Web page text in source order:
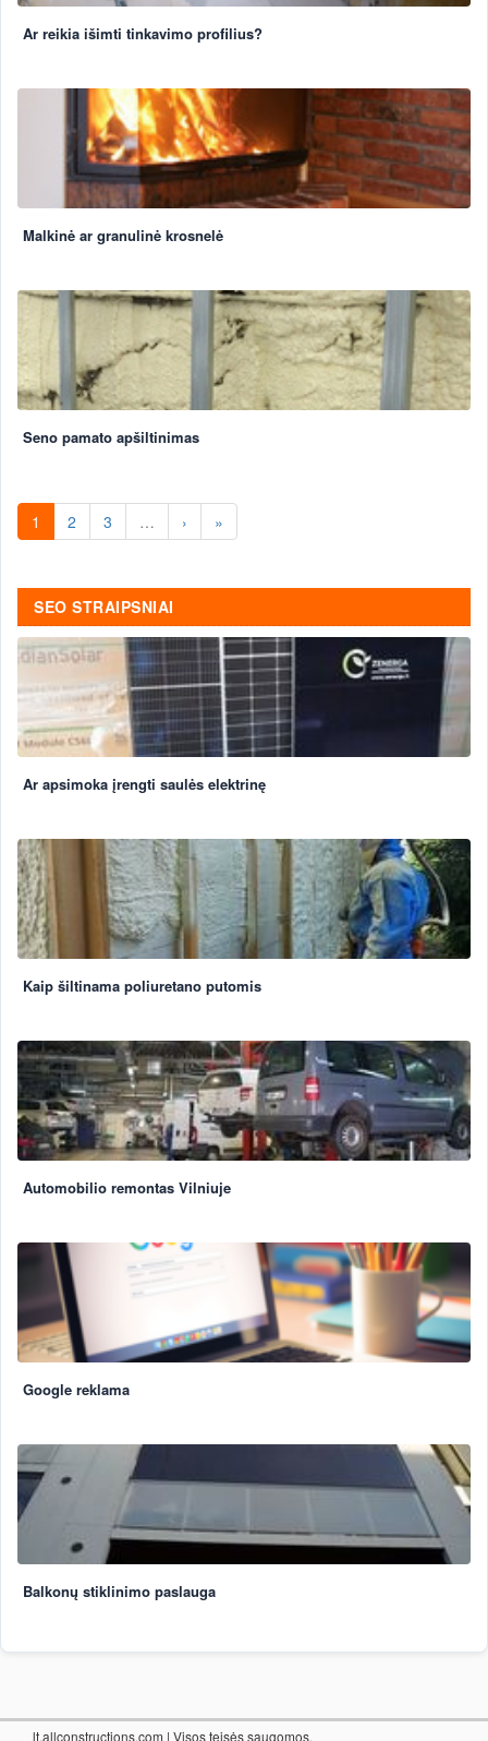
Ar reikia išimti tinkavimo profilius?
Malkinė ar granulinė krosnelė
Seno pamato apšiltinimas
1 2 3 … › »
SEO STRAIPSNIAI
Ar apsimoka įrengti saulės elektrinę
Kaip šiltinama poliuretano putomis
Automobilio remontas Vilniuje
Google reklama
Balkonų stiklinimo paslauga
lt.allconstructions.com | Visos teisės saugomos.